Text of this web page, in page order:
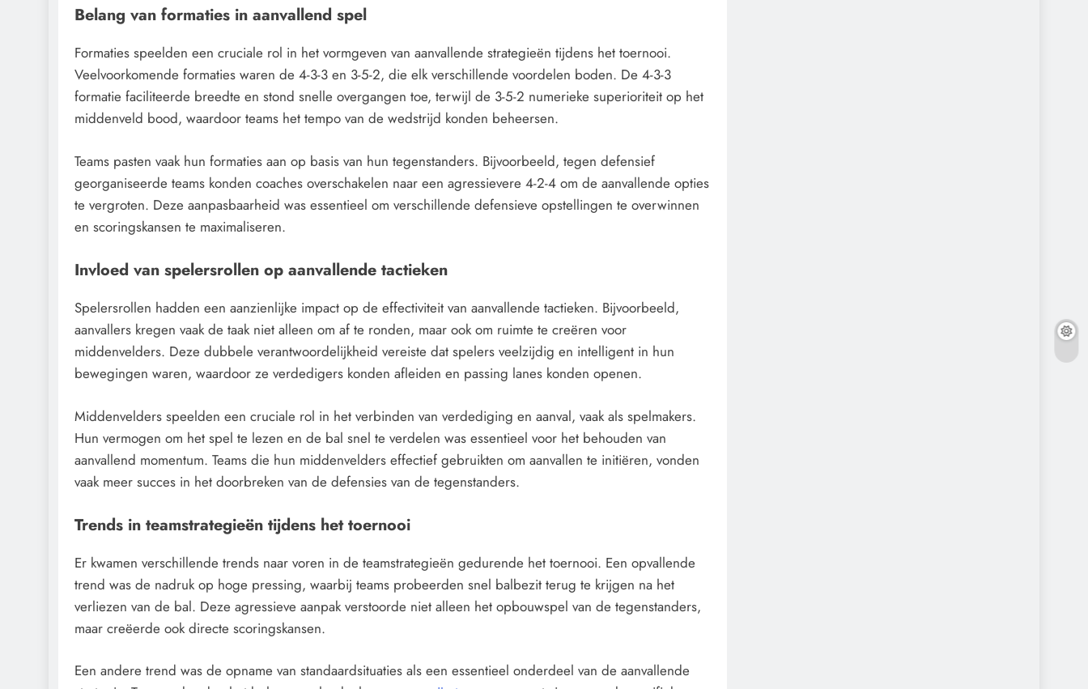
Belang van formaties in aanvallend spel
Formaties speelden een cruciale rol in het vormgeven van aanvallende strategieën tijdens het toernooi.
Veelvoorkomende formaties waren de 4-3-3 en 3-5-2, die elk verschillende voordelen boden. De 4-3-3
formatie faciliteerde breedte en stond snelle overgangen toe, terwijl de 3-5-2 numerieke superioriteit op het
middenveld bood, waardoor teams het tempo van de wedstrijd konden beheersen.
Teams pasten vaak hun formaties aan op basis van hun tegenstanders. Bijvoorbeeld, tegen defensief
georganiseerde teams konden coaches overschakelen naar een agressievere 4-2-4 om de aanvallende opties
te vergroten. Deze aanpasbaarheid was essentieel om verschillende defensieve opstellingen te overwinnen
en scoringskansen te maximaliseren.
Invloed van spelersrollen op aanvallende tactieken
Spelersrollen hadden een aanzienlijke impact op de effectiviteit van aanvallende tactieken. Bijvoorbeeld,
aanvallers kregen vaak de taak niet alleen om af te ronden, maar ook om ruimte te creëren voor
middenvelders. Deze dubbele verantwoordelijkheid vereiste dat spelers veelzijdig en intelligent in hun
bewegingen waren, waardoor ze verdedigers konden afleiden en passing lanes konden openen.
Middenvelders speelden een cruciale rol in het verbinden van verdediging en aanval, vaak als spelmakers.
Hun vermogen om het spel te lezen en de bal snel te verdelen was essentieel voor het behouden van
aanvallend momentum. Teams die hun middenvelders effectief gebruikten om aanvallen te initiëren, vonden
vaak meer succes in het doorbreken van de defensies van de tegenstanders.
Trends in teamstrategieën tijdens het toernooi
Er kwamen verschillende trends naar voren in de teamstrategieën gedurende het toernooi. Een opvallende
trend was de nadruk op hoge pressing, waarbij teams probeerden snel balbezit terug te krijgen na het
verliezen van de bal. Deze agressieve aanpak verstoorde niet alleen het opbouwspel van de tegenstanders,
maar creëerde ook directe scoringskansen.
Een andere trend was de opname van standaardsituaties als een essentieel onderdeel van de aanvallende